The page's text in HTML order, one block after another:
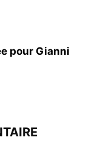
pour Gianni